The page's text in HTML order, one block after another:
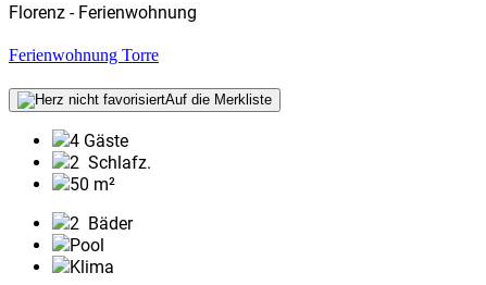
Florenz - Ferienwohnung
Ferienwohnung Torre
Auf die Merkliste
4 Gäste
2 Schlafz.
50 m²
2 Bäder
Pool
Klima